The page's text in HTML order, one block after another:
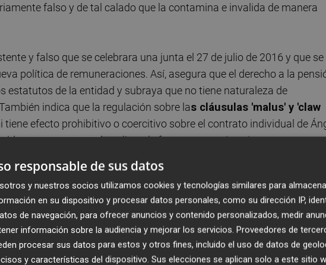
falso y de tal calado que la contamina e invalida de manera
y falso que se celebrara una junta el 27 de julio de 2016 y que se
política de remuneraciones. Así, asegura que el derecho a la
estatutos de la entidad y subraya que no tiene naturaleza de
indica que la regulación sobre las cláusulas 'malus' y 'claw
tiene efecto prohibitivo o coercitivo sobre el contrato individual de
que no se puede aplicar de forma retroactiva ni tampoco se
su aplicación.
dicta la sentencia no entrara a valorar, por "no ser de relevancia para
el Santander lo pusiera en marcha el mismo 6 de junio de 2017 la
por Reyes Calderón y José Estévez
. Según la defensa de Ron,
en la desestabilización y anómalo cambio de presidencia".
debe ser considerada nula por "falta de competencia" de la jueza
responsable de sus datos
y nuestros socios utilizamos cookies y tecnologías similares para
en su dispositivo y procesar datos personales, como su dirección IP,
de navegación, para ofrecer anuncios y contenido personalizados, medir
información sobre la audiencia y mejorar los servicios. Proveedores de
procesar sus datos para estos y otros fines, incluido el uso de datos de
y características del dispositivo. Sus elecciones se aplican solo a este sitio